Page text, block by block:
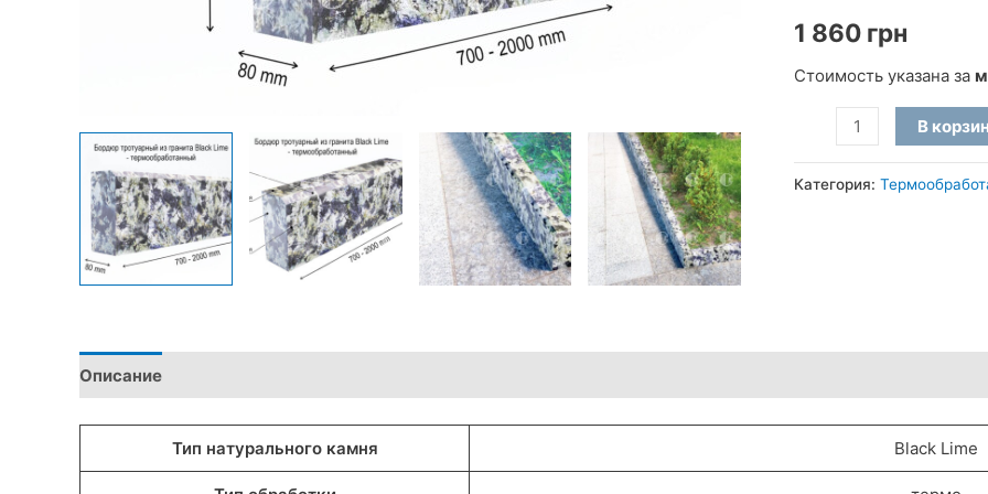
1 860 грн
Стоимость указана за
Количество
товара
Бордюры
(20x8
В
Категория:
Описание
Тип натурального камня Black Lime